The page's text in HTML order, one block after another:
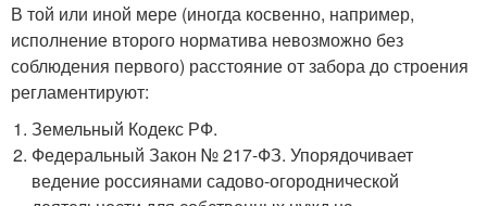
В той или иной мере (иногда косвенно, например,
исполнение второго норматива невозможно без
соблюдения первого) расстояние от забора до строения
регламентируют:
Земельный Кодекс РФ.
Федеральный Закон № 217-ФЗ. Упорядочивает
ведение россиянами садово-огороднической